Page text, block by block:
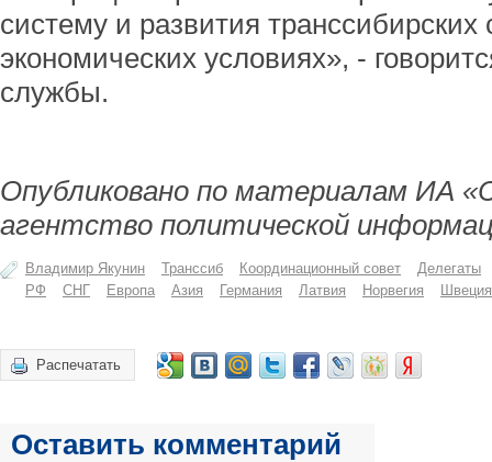
систему и развития
экономических условиях», -
службы.
Опубликовано по материалам ИА
агентство политической
Владимир Якунин Транссиб Координационный совет
Делегаты
РФ
СНГ Европа Азия Германия Латвия Норвегия Швеция
Распечатать
Оставить комментарий